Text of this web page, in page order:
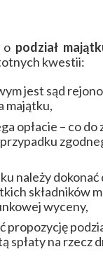
o podział
kwestii:
jest sąd
majątku,
opłacie – co do
przypadku
należy dokonać
składników
wyceny,
propozycję
spłaty na rzecz